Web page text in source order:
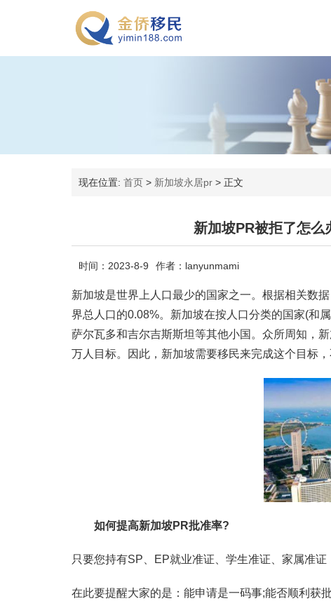
现在位置: 首页 > 新加坡永居pr > 正文
新加坡PR被拒了怎
时间：2023-8-9 作者：lanyunmami
新加坡是世界上人口最少的国家之一。根据相关数
界总人口的0.08%。新加坡在按人口分类的国家(和
萨尔瓦多和吉尔吉斯斯坦等其他小国。众所周知，
万人目标。因此，新加坡需要移民来完成这个目标
如何提高新加坡PR批准率?
只要您持有SP、EP就业准证、学生准证、家属准证
在此要提醒大家的是：能申请是一码事;能否顺利获